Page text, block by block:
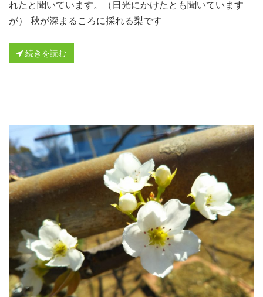
れたと聞いています。（日光にかけたとも聞いています
が） 秋が深まるころに採れる梨です
続きを読む